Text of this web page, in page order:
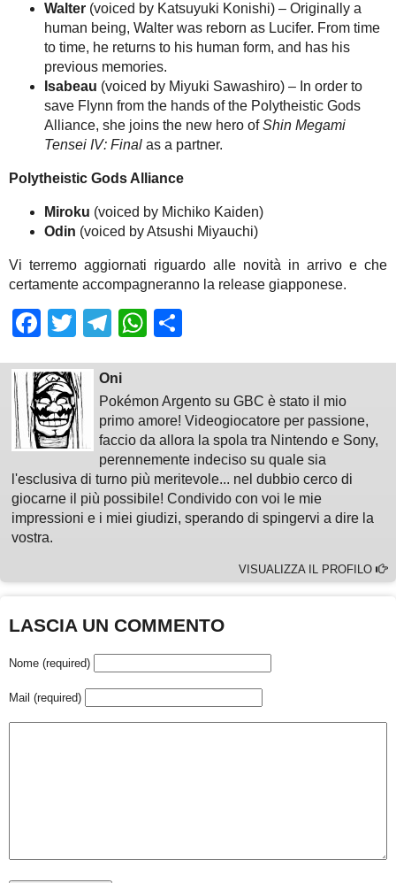
Walter (voiced by Katsuyuki Konishi) – Originally a
human being, Walter was reborn as Lucifer. From time
to time, he returns to his human form, and has his
previous memories.
Isabeau (voiced by Miyuki Sawashiro) – In order to
save Flynn from the hands of the Polytheistic Gods
Alliance, she joins the new hero ofShin Megami
Tensei IV: Final as a partner.
Polytheistic Gods Alliance
Miroku (voiced by Michiko Kaiden)
Odin (voiced by Atsushi Miyauchi)
Vi terremo aggiornati riguardo alle novità in arrivo e che
certamente accompagneranno la release giapponese.
Facebook
TwitterTelegram
WhatsApp
Oni
Pokémon Argento su GBC è stato il mio
primo amore! Videogiocatore per passione,
faccio da allora la spola tra Nintendo e Sony,
perennemente indeciso su quale sia
l'esclusiva di turno più meritevole... nel dubbio cerco di
giocarne il più possibile! Condivido con voi le mie
impressioni e i miei giudizi, sperando di spingervi a dire la
vostra.
VISUALIZZA IL PROFILO
LASCIA UN COMMENTO
Nome (required)
Mail (required)